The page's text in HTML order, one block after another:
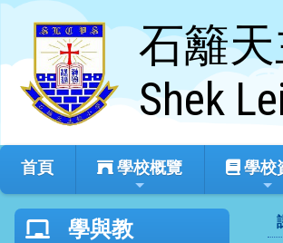
石籬
Shek
首頁 學校概覽 學校
學與教